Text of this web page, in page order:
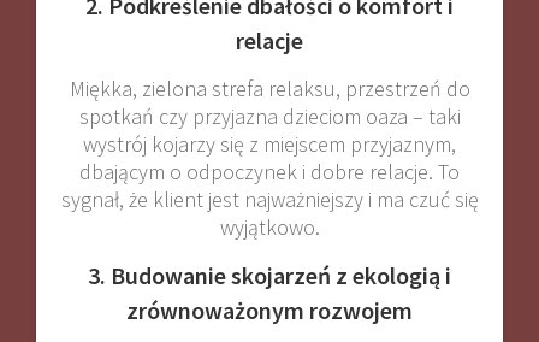
relacje
Miękka, zielona strefa relaksu, przestrzeń do
spotkań czy przyjazna dzieciom oaza – taki
wystrój kojarzy się z miejscem przyjaznym,
dbającym o odpoczynek i dobre relacje. To
sygnał, że klient jest najważniejszy i ma czuć się
wyjątkowo.
3. Budowanie skojarzeń z ekologią i
zrównoważonym rozwojem